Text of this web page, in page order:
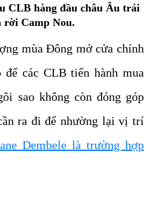
CLB hàng đầu châu Âu trải
rời Camp Nou.
mùa Đông mở cửa chính
các CLB tiến hành mua
sao không còn đóng góp
ra đi để nhường lại vị trí
Dembele là trường hợp